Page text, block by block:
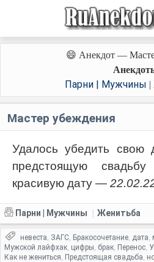
😄 Анекдот —
Парни | Мужчины |
Мастер убеждения
Удалось убедить свою
предстоящую
красивую дату —
Парни | Мужчины Женитьба
невеста, ЗАГС, Бракосочетание, дата,
Мужской лайфхак, цифры, брак, Перенос,
Как не жениться, Предстоящая свадьба,